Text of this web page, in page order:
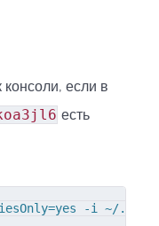
консоли, если в
есть
-i ~/